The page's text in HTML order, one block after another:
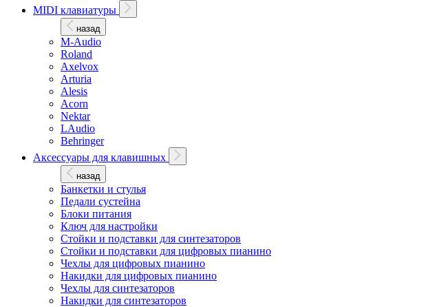
MIDI клавиатуры
назад
M-Audio
Roland
Axelvox
Arturia
Alesis
Acorn
Nektar
LAudio
Behringer
Аксессуары для клавишных
назад
Банкетки и стулья
Педали сустейна
Блоки питания
Ключ для настройки
Стойки и подставки для синтезаторов
Стойки и подставки для цифровых пианино
Чехлы для цифровых пианино
Накидки для цифровых пианино
Чехлы для синтезаторов
Накидки для синтезаторов